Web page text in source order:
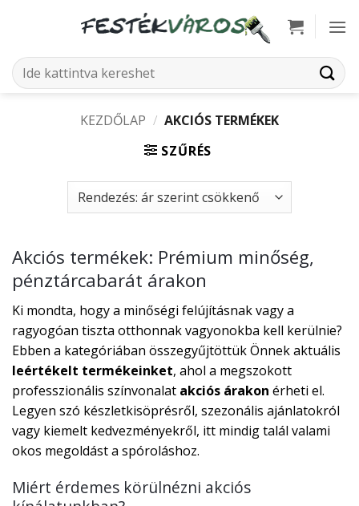
Keresés
a
KEZDŐLAP / AKCIÓS TERMÉKEK
SZŰRÉS
Akciós termékek: Prémium minőség,
pénztárcabarát árakon
Ki mondta, hogy a minőségi felújításnak vagy a
ragyogóan tiszta otthonnak vagyonokba kell kerülnie?
Ebben a kategóriában összegyűjtöttük Önnek aktuális
leértékelt termékeinket, ahol a megszokott
professzionális színvonalat akciós árakon érheti el.
Legyen szó készletkisöprésről, szezonális ajánlatokról
vagy kiemelt kedvezményekről, itt mindig talál valami
okos megoldást a spóroláshoz.
Miért érdemes körülnézni akciós